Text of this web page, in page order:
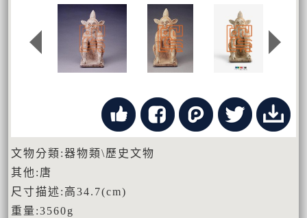
文物分類:器物類\歷史文物
其他:唐
尺寸描述:高34.7(cm)
重量:3560g